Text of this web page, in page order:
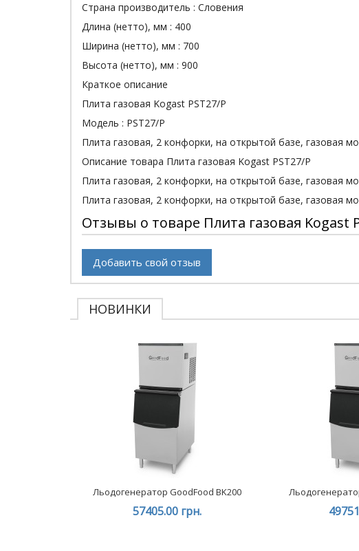
Страна производитель : Словения
Длина (нетто), мм : 400
Ширина (нетто), мм : 700
Высота (нетто), мм : 900
Краткое описание
Плита газовая Kogast PST27/P
Модель : PST27/P
Плита газовая, 2 конфорки, на открытой базе, газовая
Описание товара Плита газовая Kogast PST27/P
Плита газовая, 2 конфорки, на открытой базе, газовая
Плита газовая, 2 конфорки, на открытой базе, газовая
Отзывы о товаре Плита газовая Kogast
Добавить свой отзыв
НОВИНКИ
Льодогенератор GoodFood BK200
57405.00 грн.